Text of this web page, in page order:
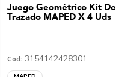
Juego Geométrico Kit De
Trazado MAPED X 4 Uds
Cod: 3154142428301